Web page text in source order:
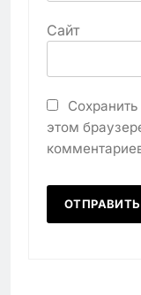
Сайт
этом